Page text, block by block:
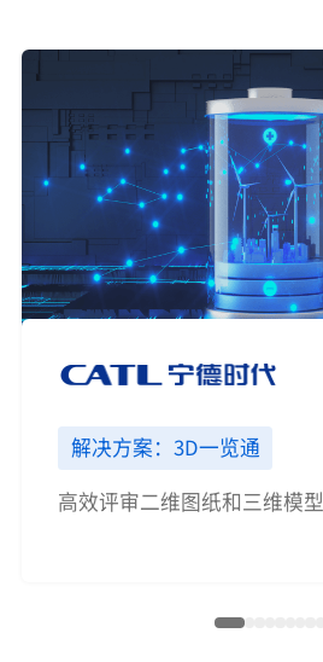
解决方案：3D一览通
高效评审二维图纸和三维模型